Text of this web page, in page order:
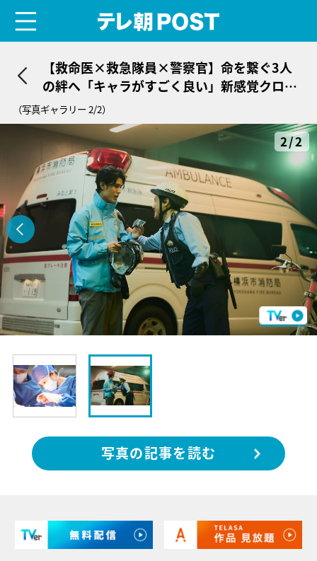
【救命医×救急隊員×警察官】命を繋ぐ3人
の絆へ「キャラがすごく良い」新感覚クロス
医療ドラマ『クロスロード』にほっこり
（写真ギャラリー 2/2）
2/2
写真の記事を読む